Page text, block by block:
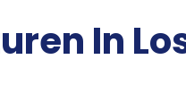
In